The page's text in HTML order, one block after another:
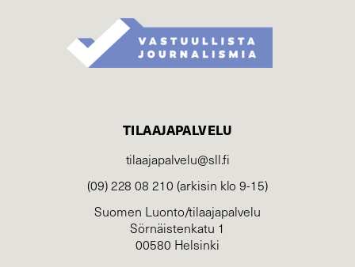
TILAAJAPALVELU
tilaajapalvelu@sll.fi
(09) 228 08 210 (arkisin klo 9-15)
Suomen Luonto/tilaajapalvelu
Sörnäistenkatu 1
00580 Helsinki